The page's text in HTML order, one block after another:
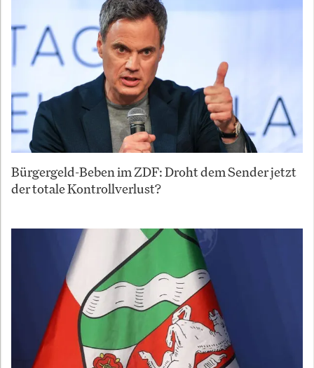
Bürgergeld-Beben im ZDF: Droht dem Sender jetzt
der totale Kontrollverlust?